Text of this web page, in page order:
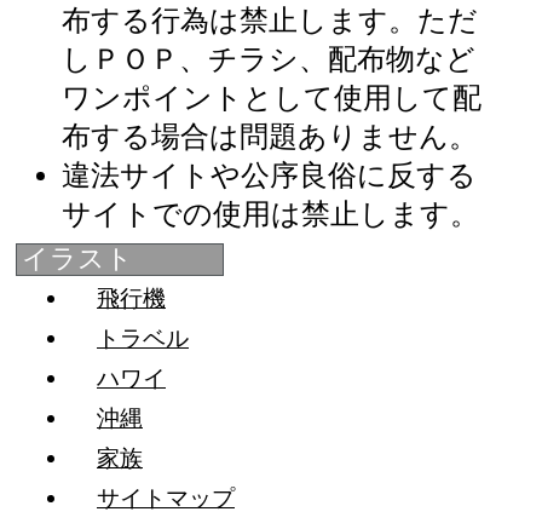
布する行為は禁止します。ただ
しＰＯＰ、チラシ、配布物など
ワンポイントとして使用して配
布する場合は問題ありません。
違法サイトや公序良俗に反する
サイトでの使用は禁止します。
イラスト
飛行機
トラベル
ハワイ
沖縄
家族
サイトマップ